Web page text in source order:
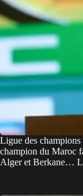
Ligue des
champion du Maroc
Alger et Berkane…